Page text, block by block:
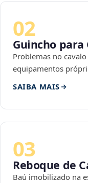
02
Guincho para
Problemas no
equipamentos
SAIBA MAIS
03
Reboque de
Baú imobilizado na